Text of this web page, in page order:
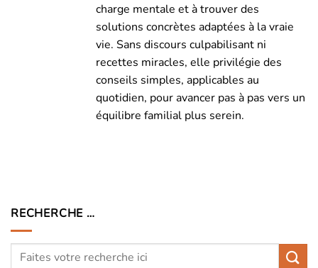
charge mentale et à trouver des
solutions concrètes adaptées à la vraie
vie. Sans discours culpabilisant ni
recettes miracles, elle privilégie des
conseils simples, applicables au
quotidien, pour avancer pas à pas vers un
équilibre familial plus serein.
RECHERCHE …